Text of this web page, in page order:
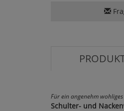
Für ein angenehm
Schulter- und